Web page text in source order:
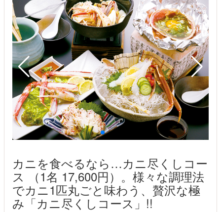
カニを食べるなら…カニ尽くしコー
ス （1名 17,600円）。様々な調理法
でカニ1匹丸ごと味わう、贅沢な極
み「カニ尽くしコース」!!